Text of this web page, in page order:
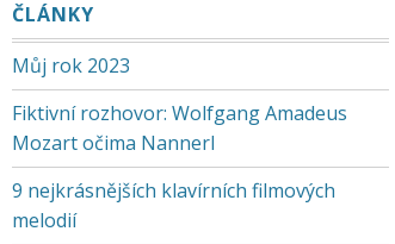
ČLÁNKY
Můj rok 2023
Fiktivní rozhovor: Wolfgang Amadeus
Mozart očima Nannerl
9 nejkrásnějších klavírních filmových
melodií